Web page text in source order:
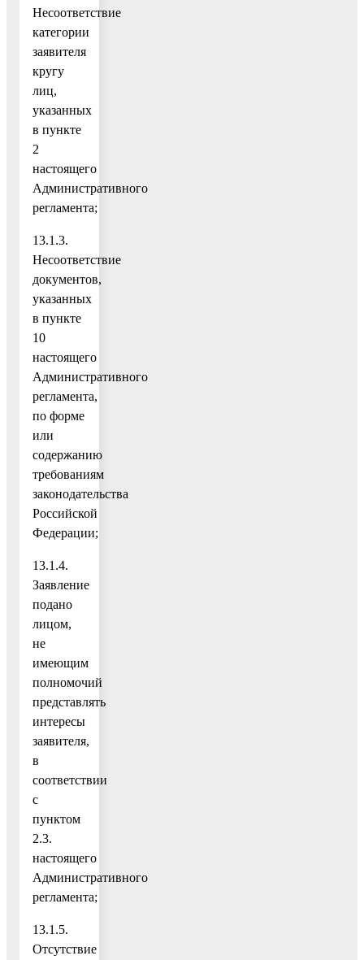
Несоответствие
категории
заявителя
кругу
лиц,
указанных
в пункте
2
настоящего
Административного
регламента;
13.1.3.
Несоответствие
документов,
указанных
в пункте
10
настоящего
Административного
регламента,
по форме
или
содержанию
требованиям
законодательства
Российской
Федерации;
13.1.4.
Заявление
подано
лицом,
не
имеющим
полномочий
представлять
интересы
заявителя,
в
соответствии
с
пунктом
2.3.
настоящего
Административного
регламента;
13.1.5.
Отсутствие